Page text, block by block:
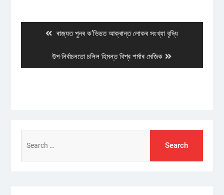
Previous
ৰাজ্যত পুনৰ ক’ভিডত আক্ৰান্ত লোকৰ সংখ্যা বৃদ্ধি
Next
post:
উপ-নিৰ্বাচনতো চলিল হিমন্ত বিশ্ব শৰ্মাৰ মেজিক
for: